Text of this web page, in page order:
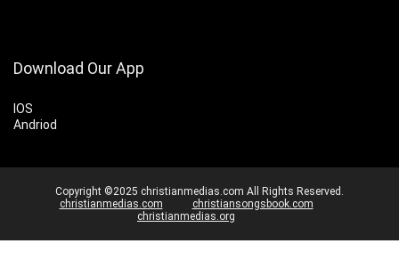
Download Our App
IOS
Andriod
Copyright ©2025 christianmedias.com All Rights Reserved.
christianmedias.com
christiansongsbook.com
christianmedias.org